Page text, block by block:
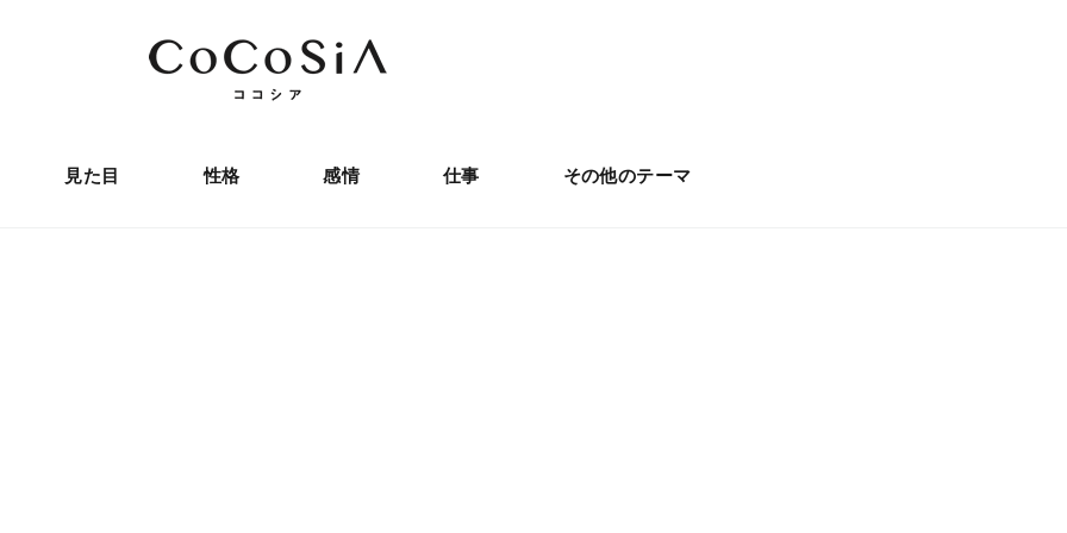
見た目 性格 感情 仕事 その他のテーマ